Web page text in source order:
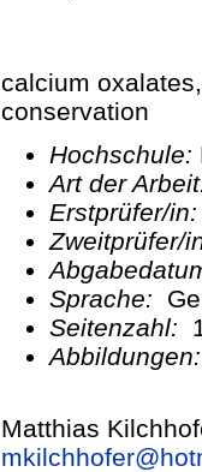
calcium
conservation
Hochschule:
Art der
Erstprüfer/
Sprache:
Seitenzahl:
Matthias
mkilchhofer@